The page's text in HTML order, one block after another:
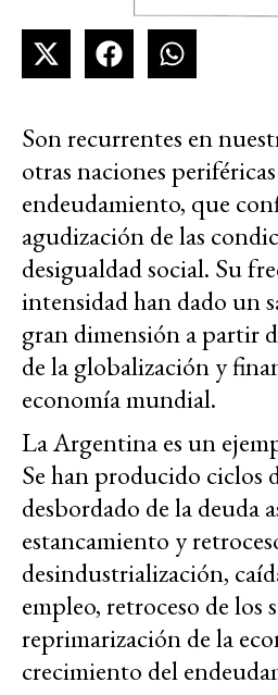
Son recurrentes en
otras naciones
endeudamiento, que
agudización de las
desigualdad social. Su
intensidad han dado un
gran dimensión a partir
de la globalización y
economía mundial.
La Argentina es un
Se han producido ciclos
desbordado de la deuda
estancamiento y
desindustrialización,
empleo, retroceso de los
reprimarización de la
crecimiento del